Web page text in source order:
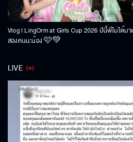
Vlog l LingOrm at Girls Cup 2026 ปีนี้พี่ไม่ได้มา
สองคนนะน้อง 🩷💚
LIVE